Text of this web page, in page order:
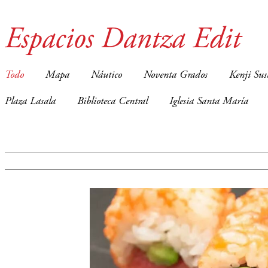
Espacios Dantza Edit
Todo Mapa Náutico Noventa Grados Kenji
Plaza Lasala Biblioteca Central Iglesia Santa María